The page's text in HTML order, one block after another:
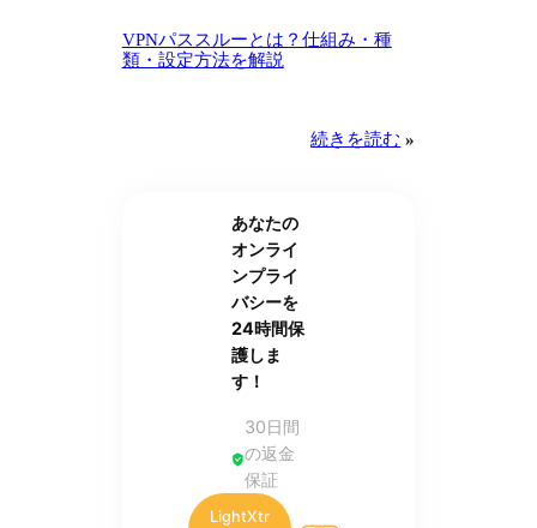
VPNパススルーとは？仕組み・種
類・設定方法を解説
続きを読む »
あなたの
オンライ
ンプライ
バシーを
24時間保
護しま
す！
30日間
の返金
保証
LightXtr